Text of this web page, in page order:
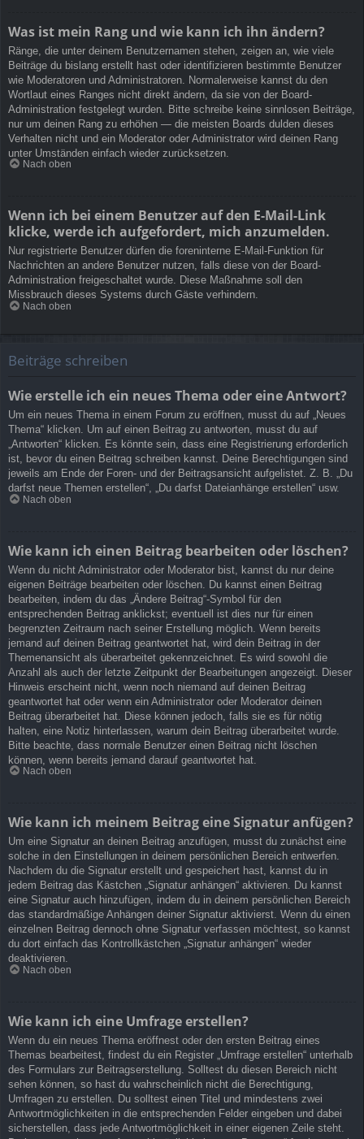
Was ist mein Rang und wie kann ich ihn ändern?
Ränge, die unter deinem Benutzernamen stehen, zeigen an, wie viele
Beiträge du bislang erstellt hast oder identifizieren bestimmte Benutzer
wie Moderatoren und Administratoren. Normalerweise kannst du den
Wortlaut eines Ranges nicht direkt ändern, da sie von der Board-
Administration festgelegt wurden. Bitte schreibe keine sinnlosen Beiträge,
nur um deinen Rang zu erhöhen — die meisten Boards dulden dieses
Verhalten nicht und ein Moderator oder Administrator wird deinen Rang
unter Umständen einfach wieder zurücksetzen.
Nach oben
Wenn ich bei einem Benutzer auf den E-Mail-Link
klicke, werde ich aufgefordert, mich anzumelden.
Nur registrierte Benutzer dürfen die foreninterne E-Mail-Funktion für
Nachrichten an andere Benutzer nutzen, falls diese von der Board-
Administration freigeschaltet wurde. Diese Maßnahme soll den
Missbrauch dieses Systems durch Gäste verhindern.
Nach oben
Beiträge schreiben
Wie erstelle ich ein neues Thema oder eine Antwort?
Um ein neues Thema in einem Forum zu eröffnen, musst du auf „Neues
Thema“ klicken. Um auf einen Beitrag zu antworten, musst du auf
„Antworten“ klicken. Es könnte sein, dass eine Registrierung erforderlich
ist, bevor du einen Beitrag schreiben kannst. Deine Berechtigungen sind
jeweils am Ende der Foren- und der Beitragsansicht aufgelistet. Z. B. „Du
darfst neue Themen erstellen“, „Du darfst Dateianhänge erstellen“ usw.
Nach oben
Wie kann ich einen Beitrag bearbeiten oder löschen?
Wenn du nicht Administrator oder Moderator bist, kannst du nur deine
eigenen Beiträge bearbeiten oder löschen. Du kannst einen Beitrag
bearbeiten, indem du das „Ändere Beitrag“-Symbol für den
entsprechenden Beitrag anklickst; eventuell ist dies nur für einen
begrenzten Zeitraum nach seiner Erstellung möglich. Wenn bereits
jemand auf deinen Beitrag geantwortet hat, wird dein Beitrag in der
Themenansicht als überarbeitet gekennzeichnet. Es wird sowohl die
Anzahl als auch der letzte Zeitpunkt der Bearbeitungen angezeigt. Dieser
Hinweis erscheint nicht, wenn noch niemand auf deinen Beitrag
geantwortet hat oder wenn ein Administrator oder Moderator deinen
Beitrag überarbeitet hat. Diese können jedoch, falls sie es für nötig
halten, eine Notiz hinterlassen, warum dein Beitrag überarbeitet wurde.
Bitte beachte, dass normale Benutzer einen Beitrag nicht löschen
können, wenn bereits jemand darauf geantwortet hat.
Nach oben
Wie kann ich meinem Beitrag eine Signatur anfügen?
Um eine Signatur an deinen Beitrag anzufügen, musst du zunächst eine
solche in den Einstellungen in deinem persönlichen Bereich entwerfen.
Nachdem du die Signatur erstellt und gespeichert hast, kannst du in
jedem Beitrag das Kästchen „Signatur anhängen“ aktivieren. Du kannst
eine Signatur auch hinzufügen, indem du in deinem persönlichen Bereich
das standardmäßige Anhängen deiner Signatur aktivierst. Wenn du einen
einzelnen Beitrag dennoch ohne Signatur verfassen möchtest, so kannst
du dort einfach das Kontrollkästchen „Signatur anhängen“ wieder
deaktivieren.
Nach oben
Wie kann ich eine Umfrage erstellen?
Wenn du ein neues Thema eröffnest oder den ersten Beitrag eines
Themas bearbeitest, findest du ein Register „Umfrage erstellen“ unterhalb
des Formulars zur Beitragserstellung. Solltest du diesen Bereich nicht
sehen können, so hast du wahrscheinlich nicht die Berechtigung,
Umfragen zu erstellen. Du solltest einen Titel und mindestens zwei
Antwortmöglichkeiten in die entsprechenden Felder eingeben und dabei
sicherstellen, dass jede Antwortmöglichkeit in einer eigenen Zeile steht.